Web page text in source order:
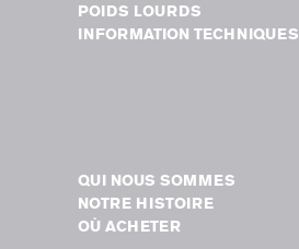
POIDS LOURDS
INFORMATION TECHNIQUES
QUI NOUS SOMMES
NOTRE HISTOIRE
OÙ ACHETER